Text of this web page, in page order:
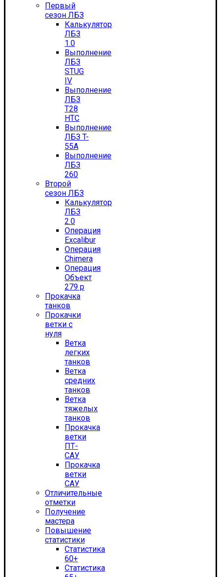
Первый
сезон ЛБЗ
Калькулятор
ЛБЗ
1.0
Выполнение
ЛБЗ
STUG
IV
Выполнение
ЛБЗ
T28
HTC
Выполнение
ЛБЗ T-
55А
Выполнение
ЛБЗ
260
Второй
сезон ЛБЗ
Калькулятор
ЛБЗ
2.0
Операция
Excalibur
Операция
Chimera
Операция
Объект
279 р
Прокачка
танков
Прокачки
ветки с
нуля
Ветка
легких
танков
Ветка
средних
танков
Ветка
тяжелых
танков
Прокачка
ветки
ПТ-
САУ
Прокачка
ветки
САУ
Отличительные
отметки
Получение
мастера
Повышение
статистики
Статистика
60+
Статистика